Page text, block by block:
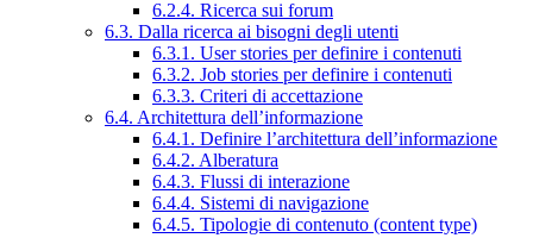
6.2.4. Ricerca sui forum
6.3. Dalla ricerca ai bisogni degli utenti
6.3.1. User stories per definire i contenuti
6.3.2. Job stories per definire i contenuti
6.3.3. Criteri di accettazione
6.4. Architettura dell’informazione
6.4.1. Definire l’architettura dell’informazione
6.4.2. Alberatura
6.4.3. Flussi di interazione
6.4.4. Sistemi di navigazione
6.4.5. Tipologie di contenuto (content type)